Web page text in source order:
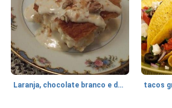
Laranja, chocolate branco e doces de damasco tacos